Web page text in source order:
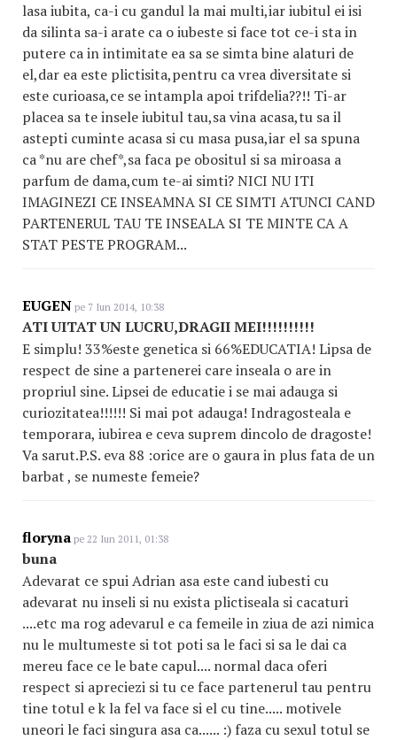
lasa iubita, ca-i cu gandul la mai multi,iar iubitul ei isi
da silinta sa-i arate ca o iubeste si face tot ce-i sta in
putere ca in intimitate ea sa se simta bine alaturi de
el,dar ea este plictisita,pentru ca vrea diversitate si
este curioasa,ce se intampla apoi trifdelia??!! Ti-ar
placea sa te insele iubitul tau,sa vina acasa,tu sa il
astepti cuminte acasa si cu masa pusa,iar el sa spuna
ca *nu are chef*,sa faca pe obositul si sa miroasa a
parfum de dama,cum te-ai simti? NICI NU ITI
IMAGINEZI CE INSEAMNA SI CE SIMTI ATUNCI CAND
PARTENERUL TAU TE INSEALA SI TE MINTE CA A
STAT PESTE PROGRAM...
EUGEN pe 7 Iun 2014, 10:38
ATI UITAT UN LUCRU,DRAGII MEI!!!!!!!!!!
E simplu! 33%este genetica si 66%EDUCATIA! Lipsa de
respect de sine a partenerei care inseala o are in
propriul sine. Lipsei de educatie i se mai adauga si
curiozitatea!!!!!! Si mai pot adauga! Indragosteala e
temporara, iubirea e ceva suprem dincolo de dragoste!
Va sarut.P.S. eva 88 :orice are o gaura in plus fata de un
barbat , se numeste femeie?
floryna pe 22 Iun 2011, 01:38
buna
Adevarat ce spui Adrian asa este cand iubesti cu
adevarat nu inseli si nu exista plictiseala si cacaturi
....etc ma rog adevarul e ca femeile in ziua de azi nimica
nu le multumeste si tot poti sa le faci si sa le dai ca
mereu face ce le bate capul.... normal daca oferi
respect si apreciezi si tu ce face partenerul tau pentru
tine totul e k la fel va face si el cu tine..... motivele
uneori le faci singura asa ca...... :) faza cu sexul totul se